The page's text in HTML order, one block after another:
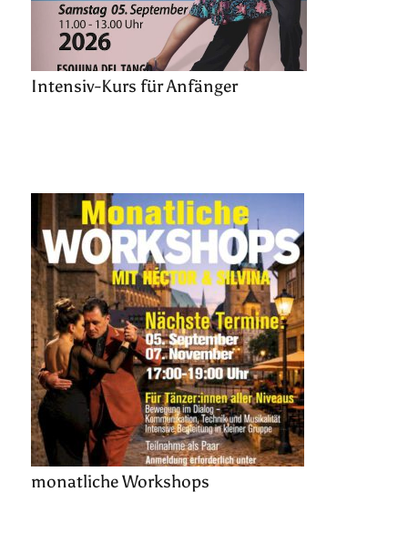
Intensiv-Kurs für Anfänger
monatliche Workshops